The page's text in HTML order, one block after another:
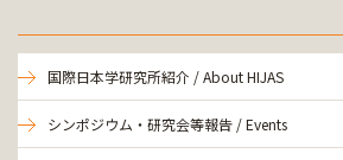
国際日本学研究所紹介 / About HIJAS
シンポジウム・研究会等報告 / Events